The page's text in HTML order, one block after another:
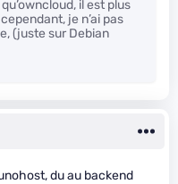
il est plus
je n’ai pas
(juste sur Debian
du au backend